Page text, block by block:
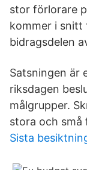
stor förlorare
kommer i snitt
bidragsdelen
Satsningen är
riksdagen
målgrupper.
stora och små
Sista